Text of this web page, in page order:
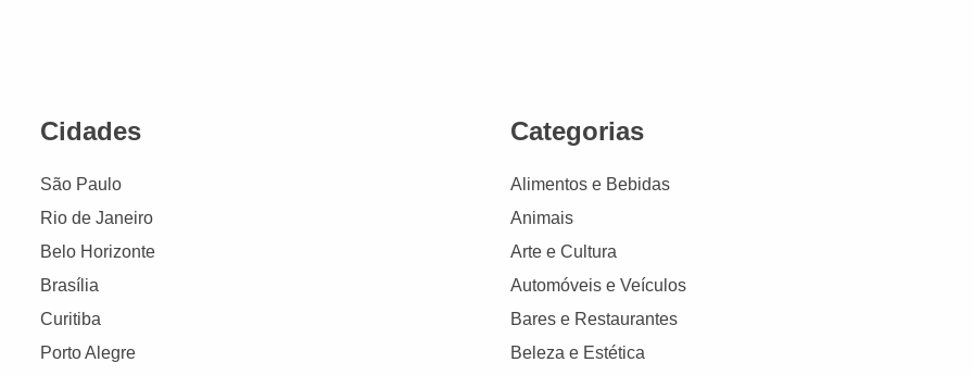
Cidades
São Paulo
Rio de Janeiro
Belo Horizonte
Brasília
Curitiba
Porto Alegre
Categorias
Alimentos e Bebidas
Animais
Arte e Cultura
Automóveis e Veículos
Bares e Restaurantes
Beleza e Estética